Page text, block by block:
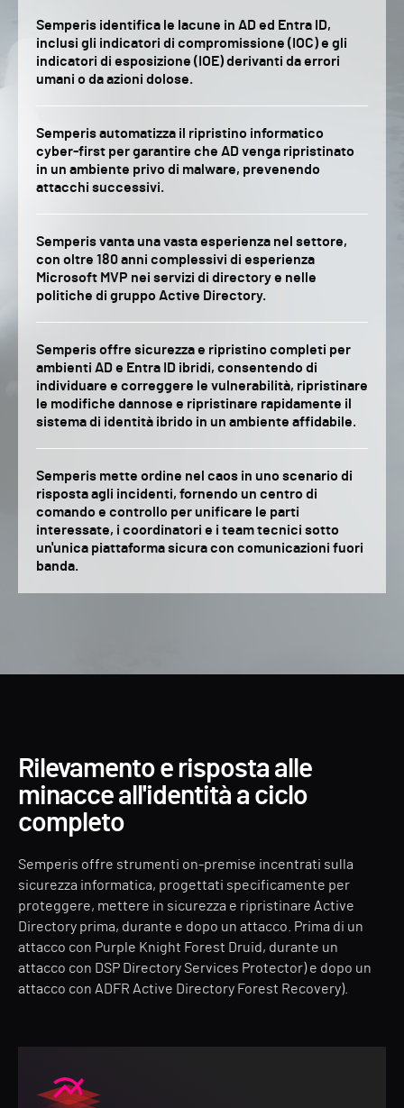
Semperis identifica le lacune in AD ed Entra ID,
inclusi gli indicatori di compromissione (IOC) e gli
indicatori di esposizione (IOE) derivanti da errori
umani o da azioni dolose.
Semperis automatizza il ripristino informatico
cyber-first per garantire che AD venga ripristinato
in un ambiente privo di malware, prevenendo
attacchi successivi.
Semperis vanta una vasta esperienza nel settore,
con oltre 180 anni complessivi di esperienza
Microsoft MVP nei servizi di directory e nelle
politiche di gruppo Active Directory.
Semperis offre sicurezza e ripristino completi per
ambienti AD e Entra ID ibridi, consentendo di
individuare e correggere le vulnerabilità, ripristinare
le modifiche dannose e ripristinare rapidamente il
sistema di identità ibrido in un ambiente affidabile.
Semperis mette ordine nel caos in uno scenario di
risposta agli incidenti, fornendo un centro di
comando e controllo per unificare le parti
interessate, i coordinatori e i team tecnici sotto
un'unica piattaforma sicura con comunicazioni fuori
banda.
Rilevamento e risposta alle
minacce all'identità a ciclo
completo
Semperis offre strumenti on-premise incentrati sulla
sicurezza informatica, progettati specificamente per
proteggere, mettere in sicurezza e ripristinare Active
Directory prima, durante e dopo un attacco. Prima di un
attacco con Purple Knight Forest Druid, durante un
attacco con DSP Directory Services Protector) e dopo un
attacco con ADFR Active Directory Forest Recovery).